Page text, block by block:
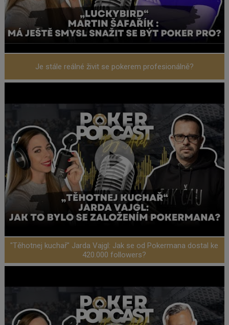
Je stále reálné živit se pokerem profesionálně?
"Těhotnej kuchař" Jarda Vajgl: Jak se od Pokermana dostal ke
420.000 followers?